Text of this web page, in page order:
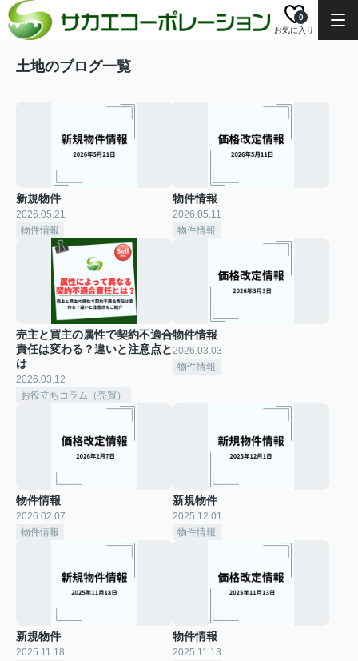
お気に入り
0
土地のブログ一覧
新規物件
2026.05.21
物件情報
物件情報
2026.05.11
物件情報
売主と買主の属性で契約不適合
責任は変わる？違いと注意点と
は
2026.03.12
お役立ちコラム（売買）
物件情報
2026.03.03
物件情報
物件情報
2026.02.07
物件情報
新規物件
2025.12.01
物件情報
新規物件
2025.11.18
物件情報
2025.11.13